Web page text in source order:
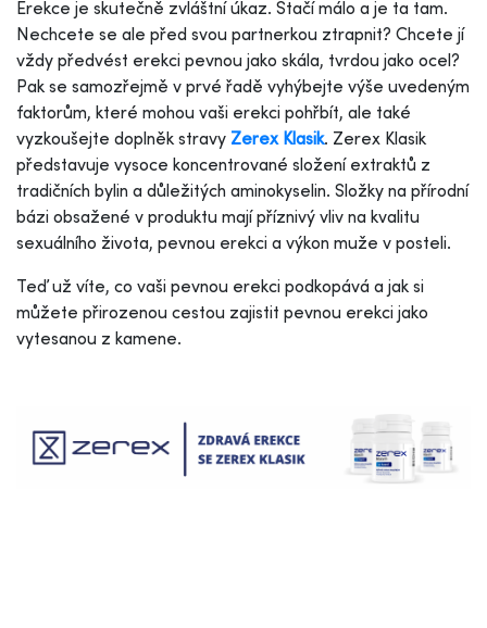
Erekce je skutečně zvláštní úkaz. Stačí málo a je ta tam.
Nechcete se ale před svou partnerkou ztrapnit? Chcete jí
vždy předvést erekci pevnou jako skála, tvrdou jako ocel?
Pak se samozřejmě v prvé řadě vyhýbejte výše uvedeným
faktorům, které mohou vaši erekci pohřbít, ale také
vyzkoušejte doplněk stravy Zerex Klasik. Zerex Klasik
představuje vysoce koncentrované složení extraktů z
tradičních bylin a důležitých aminokyselin. Složky na přírodní
bázi obsažené v produktu mají příznivý vliv na kvalitu
sexuálního života, pevnou erekci a výkon muže v posteli.
Teď už víte, co vaši pevnou erekci podkopává a jak si
můžete přirozenou cestou zajistit pevnou erekci jako
vytesanou z kamene.